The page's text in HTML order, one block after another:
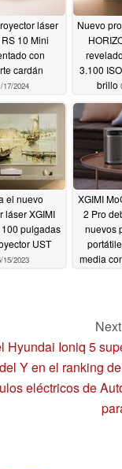
láser
10 Mini
con
cardán
17/2024
Nuevo
3.100
brillo
el nuevo
láser XGIMI
pulgadas
UST
15/2023
XGIMI
2 Pro
nuevos
media
Hyundai Ioniq 5
Y en el ranking
eléctricos de